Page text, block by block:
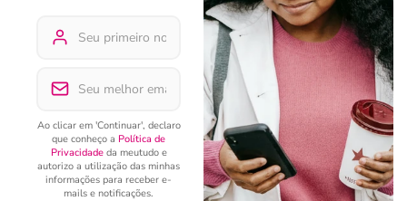
Ao clicar em 'Continuar', declaro
que conheço a Política de
Privacidadeda meutudo e
autorizo a utilização das minhas
informações para receber e-
mails e notificações.